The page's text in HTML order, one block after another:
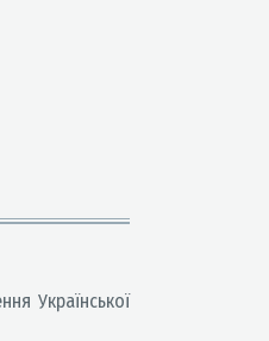
Української